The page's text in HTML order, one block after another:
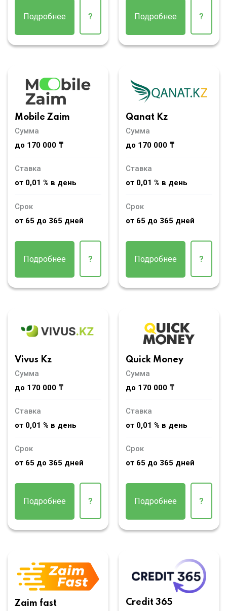
Подробнее ? Подробнее ?
Mobile Zaim
Сумма
до 170 000 ₸
Ставка
от 0,01 % в день
Срок
от 65 до 365 дней
Подробнее ?
Qanat Kz
Сумма
до 170 000 ₸
Ставка
от 0,01 % в день
Срок
от 65 до 365 дней
Подробнее ?
Vivus Kz
Сумма
до 170 000 ₸
Ставка
от 0,01 % в день
Срок
от 65 до 365 дней
Подробнее ?
Quick Money
Сумма
до 170 000 ₸
Ставка
от 0,01 % в день
Срок
от 65 до 365 дней
Подробнее ?
Zaim fast
Credit 365